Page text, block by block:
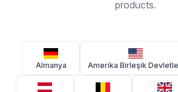
products.
Almanya Amerika Birleşik